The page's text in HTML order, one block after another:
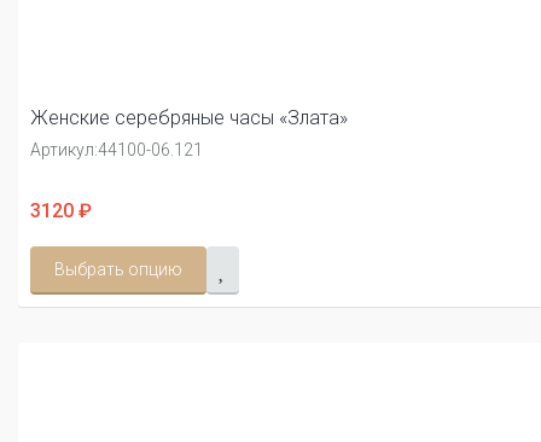
Женские серебряные часы «Злата»
Артикул:44100-06.121
3120 ₽
Выбрать опцию